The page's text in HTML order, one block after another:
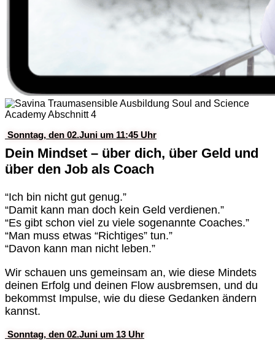
Sonntag, den 02.Juni um 11:45 Uhr
Dein Mindset – über dich, über Geld und
über den Job als Coach
“Ich bin nicht gut genug.”
“Damit kann man doch kein Geld verdienen.”
“Es gibt schon viel zu viele sogenannte Coaches.”
“Man muss etwas “Richtiges” tun.”
“Davon kann man nicht leben.”
Wir schauen uns gemeinsam an, wie diese Mindets
deinen Erfolg und deinen Flow ausbremsen, und du
bekommst Impulse, wie du diese Gedanken ändern
kannst.
Sonntag, den 02.Juni um 13 Uhr